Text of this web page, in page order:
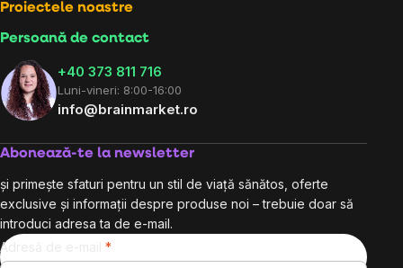
Proiectele noastre
Persoană de contact
+40 373 811 716
Luni-vineri: 8:00-16:00
info@brainmarket.ro
Abonează-te la newsletter
și primește sfaturi pentru un stil de viață sănătos, oferte
exclusive și informații despre produse noi – trebuie doar să
introduci adresa ta de e-mail.
Adresă de e-mail